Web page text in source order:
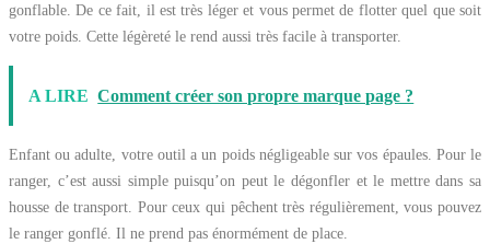
gonflable. De ce fait, il est très léger et vous permet de flotter quel que soit
votre poids. Cette légèreté le rend aussi très facile à transporter.
A LIRE Comment créer son propre marque page ?
Enfant ou adulte, votre outil a un poids négligeable sur vos épaules. Pour le
ranger, c’est aussi simple puisqu’on peut le dégonfler et le mettre dans sa
housse de transport. Pour ceux qui pêchent très régulièrement, vous pouvez
le ranger gonflé. Il ne prend pas énormément de place.